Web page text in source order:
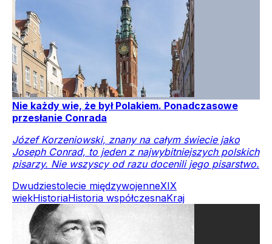
Nie każdy wie, że był Polakiem. Ponadczasowe
przesłanie Conrada
Józef Korzeniowski, znany na całym świecie jako
Joseph Conrad, to jeden z najwybitniejszych polskich
pisarzy. Nie wszyscy od razu docenili jego pisarstwo.
Dwudziestolecie międzywojenneXIX
wiekHistoriaHistoria współczesnaKraj